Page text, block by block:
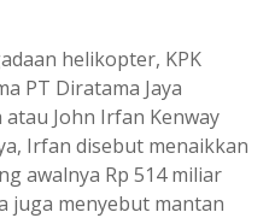
helikopter, KPK
PT Diratama Jaya
John Irfan Kenway
Irfan disebut menaikkan
awalnya Rp 514 miliar
juga menyebut mantan